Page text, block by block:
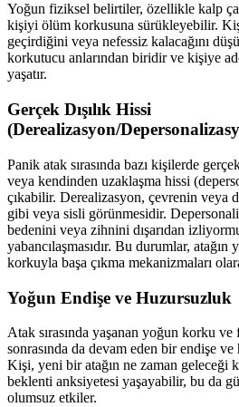
Yoğun fiziksel belirtiler, özellikle kalp
kişiyi ölüm korkusuna sürükleyebilir.
geçirdiğini veya nefessiz kalacağını
korkutucu anlarından biridir ve kişiye
yaşatır.
Gerçek Dışılık Hissi
(Derealizasyon/
Panik atak sırasında bazı kişilerde
veya kendinden uzaklaşma hissi
çıkabilir. Derealizasyon, çevrenin veya
gibi veya sisli görünmesidir.
bedenini veya zihnini dışarıdan
yabancılaşmasıdır. Bu durumlar, atağın
korkuyla başa çıkma mekanizmaları
Yoğun Endişe ve Huzursuzluk
Atak sırasında yaşanan yoğun korku
sonrasında da devam eden bir endişe
Kişi, yeni bir atağın ne zaman geleceği
beklenti anksiyetesi yaşayabilir, bu da
olumsuz etkiler.